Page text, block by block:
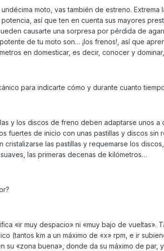
moto, vas también de estreno. Extrema
así que ten en cuenta sus mayores
causarte una sorpresa por pérdida de
de tu moto son… ¡los frenos!, así que
en domesticar, es decir, conocer y
para indicarte cómo y durante cuanto
y los discos de freno deben adaptarse unos a
fuertes de inicio con unas pastillas y discos sin
cristalizarse las pastillas y requemarse los
las primeras decenas de kilómetros…
«ir muy despacio» ni «muy bajo de vueltas».
(tantos km a un máximo de «x» rpm, e ir
su «zona buena», donde da su máximo de par,